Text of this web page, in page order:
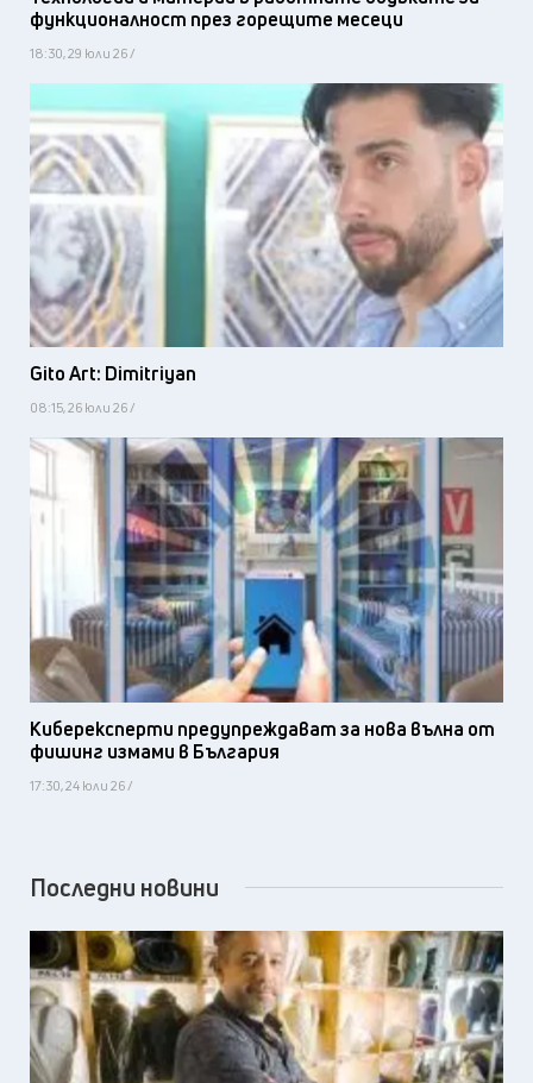
функционалност през горещите месеци
18:30, 29 юли 26 /
Gito Art: Dimitriyan
08:15, 26 юли 26 /
Киберексперти предупреждават за нова вълна от
фишинг измами в България
17:30, 24 юли 26 /
Последни новини